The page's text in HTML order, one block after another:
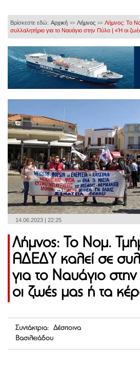
Βρίσκεστε εδώ: Αρχική >> Λήμνος >> Λήμνος: Το
συλλαλητήριο για το Ναυάγιο στην Πύλο | «Ή οι
14.06.2023 | 22:25
Λήμνος: Το Νομ.
ΑΔΕΔΥ καλεί σε
για το Ναυάγιο
οι ζωές μας ή τα
Συντάκτρια: Δέσποινα
Βασιλειάδου